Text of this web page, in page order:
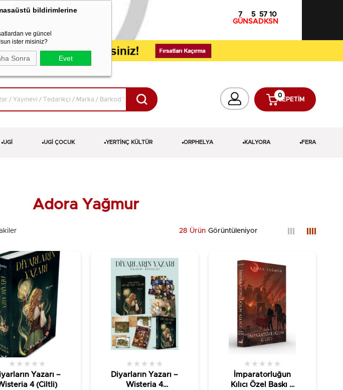
bildirimlerine
ve güncel
ister misiniz?
Sonra Evet
7
GÜN
5
SA
57
DK
9
SN
SEPETIM
0
UGİ UGİ ÇOCUK YERTİNÇ KÜLTÜR ORPHELYA KALYORA FERA
Adora Yağmur
28 Ürün
Yazarı –
4 (Ciltli)
★ ★ ★ ★ ★
Diyarların Yazarı –
Wisteria 4
★ ★ ★ ★ ★
İmparatorluğun
Kılıcı Özel Baskı –
★ ★ ★ ★ ★